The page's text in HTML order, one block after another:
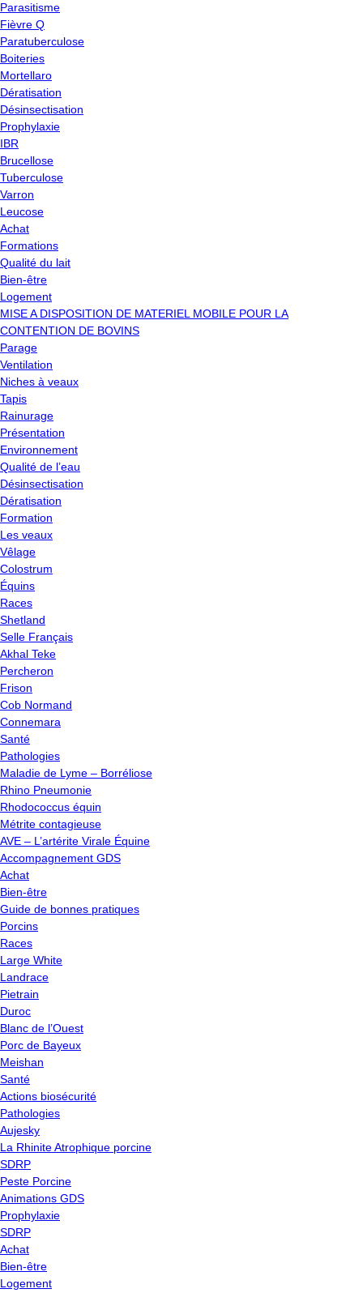
Parasitisme
Fièvre Q
Paratuberculose
Boiteries
Mortellaro
Dératisation
Désinsectisation
Prophylaxie
IBR
Brucellose
Tuberculose
Varron
Leucose
Achat
Formations
Qualité du lait
Bien-être
Logement
MISE A DISPOSITION DE MATERIEL MOBILE POUR LA
CONTENTION DE BOVINS
Parage
Ventilation
Niches à veaux
Tapis
Rainurage
Présentation
Environnement
Qualité de l’eau
Désinsectisation
Dératisation
Formation
Les veaux
Vêlage
Colostrum
Équins
Races
Shetland
Selle Français
Akhal Teke
Percheron
Frison
Cob Normand
Connemara
Santé
Pathologies
Maladie de Lyme – Borréliose
Rhino Pneumonie
Rhodococcus équin
Métrite contagieuse
AVE – L’artérite Virale Équine
Accompagnement GDS
Achat
Bien-être
Guide de bonnes pratiques
Porcins
Races
Large White
Landrace
Pietrain
Duroc
Blanc de l’Ouest
Porc de Bayeux
Meishan
Santé
Actions biosécurité
Pathologies
Aujesky
La Rhinite Atrophique porcine
SDRP
Peste Porcine
Animations GDS
Prophylaxie
SDRP
Achat
Bien-être
Logement